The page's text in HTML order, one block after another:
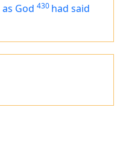
as God 430 had said